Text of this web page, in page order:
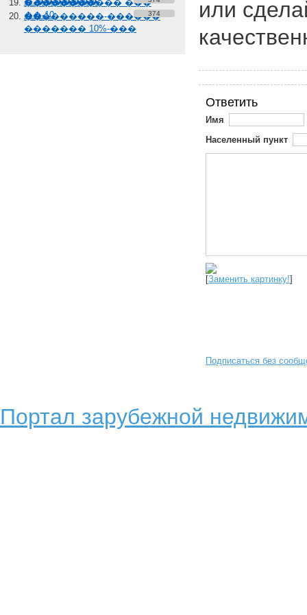
����������� ���
��-10
���������-������
������� 10%-���
374
или
Ответить
Имя
Населенный пункт
[Заменить картинку!]
Подписаться без
Портал зарубежной